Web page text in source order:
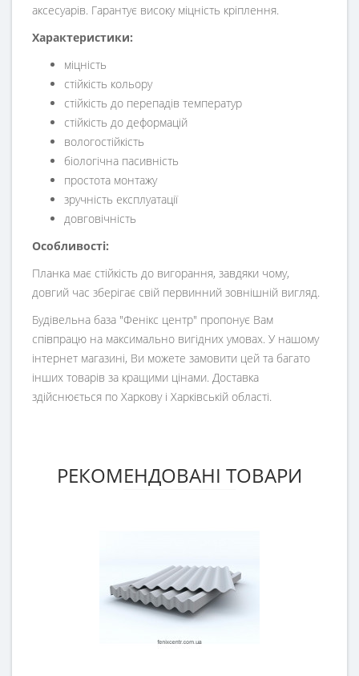
аксесуарів. Гарантує високу міцність кріплення.
Характеристики:
міцність
стійкість кольору
стійкість до перепадів температур
стійкість до деформацій
вологостійкість
біологічна пасивність
простота монтажу
зручність експлуатації
довговічність
Особливості:
Планка має стійкість до вигорання, завдяки чому,
довгий час зберігає свій первинний зовнішній вигляд.
Будівельна база "Фенікс центр" пропонує Вам
співпрацю на максимально вигідних умовах. У нашому
інтернет магазині, Ви можете замовити цей та багато
інших товарів за кращими цінами. Доставка
здійснюється по Харкову і Харківській області.
РЕКОМЕНДОВАНІ ТОВАРИ